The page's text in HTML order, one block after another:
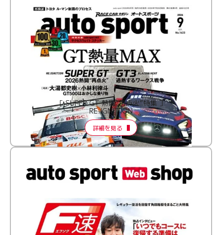
［ SUPER GT 熱闘“再点火”特集 ］
RE:IGNITION
詳細を見る